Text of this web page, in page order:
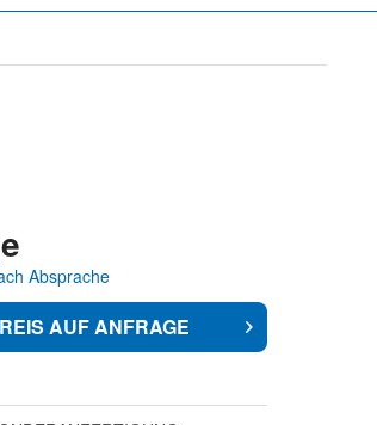
Absprache
AUF ANFRAGE